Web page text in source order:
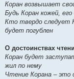
Коран возвышает
Будь Коран кожей,
Кто твердо следует
будет погублен
О достоинствах
Коран будет
жил по нему
Чтение Корана – это